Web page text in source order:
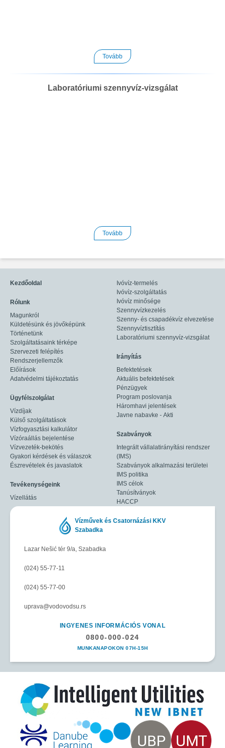
Tovább
Laboratóriumi szennyvíz-vizsgálat
Tovább
Kezdőoldal
Rólunk
Magunkról
Küldetésünk és jövőképünk
Történetünk
Szolgáltatásaink térképe
Szervezeti felépítés
Rendszerjellemzők
Előírások
Adatvédelmi tájékoztatás
Ügyfélszolgálat
Vízdíjak
Külső szolgáltatások
Vízfogyasztási kalkulátor
Vízóraállás bejelentése
Vízvezeték-bekötés
Gyakori kérdések és válaszok
Észrevételek és javaslatok
Tevékenységeink
Vízellátás
Ivóvíz-termelés
Ivóvíz-szolgáltatás
Ivóvíz minősége
Szennyvízkezelés
Szenny- és csapadékvíz elvezetése
Szennyvíztisztítás
Laboratóriumi szennyvíz-vizsgálat
Irányítás
Befektetések
Aktuális befektetések
Pénzügyek
Program poslovanja
Háromhavi jelentések
Javne nabavke - Akti
Szabványok
Integrált vállalatirányítási rendszer
(IMS)
Szabványok alkalmazási területei
IMS politika
IMS célok
Tanúsítványok
HACCP
Vízművek és Csatornázási KKV
Szabadka
Lazar Nešić tér 9/a, Szabadka
(024) 55-77-11
(024) 55-77-00
uprava@vodovodsu.rs
INGYENES INFORMÁCIÓS VONAL
0800-000-024
MUNKANAPOKON 07H-15H